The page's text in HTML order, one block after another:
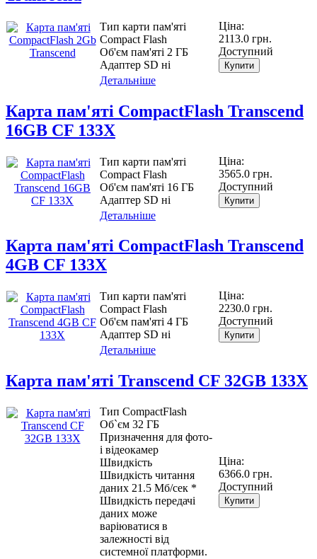
Тип карти пам'яті
Compact Flash
Об'єм пам'яті 2 ГБ
Адаптер SD ні
Ціна:
2113.0 грн.
Доступний
Купити
Детальніше
Карта пам'яті CompactFlash Transcend
16GB CF 133X
Тип карти пам'яті
Compact Flash
Об'єм пам'яті 16 ГБ
Адаптер SD ні
Ціна:
3565.0 грн.
Доступний
Купити
Детальніше
Карта пам'яті CompactFlash Transcend
4GB CF 133X
Тип карти пам'яті
Compact Flash
Об'єм пам'яті 4 ГБ
Адаптер SD ні
Ціна:
2230.0 грн.
Доступний
Купити
Детальніше
Карта пам'яті Transcend CF 32GB 133X
Тип CompactFlash
Об`єм 32 ГБ
Призначення для фото-
і відеокамер
Швидкість
Швидкість читання
даних 21.5 Мб/сек *
Швидкість передачі
даних може
варіюватися в
залежності від
системної платформи.
Ціна:
6366.0 грн.
Доступний
Купити